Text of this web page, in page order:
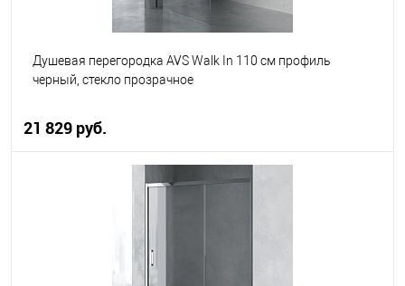
Душевая перегородка AVS Walk In 110 см профиль
черный, стекло прозрачное
21 829 руб.
В корзину